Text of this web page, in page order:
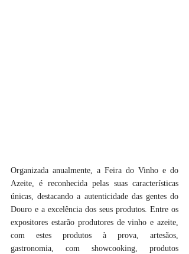
Organizada anualmente, a Feira do Vinho e do
Azeite, é reconhecida pelas suas características
únicas, destacando a autenticidade das gentes do
Douro e a excelência dos seus produtos. Entre os
expositores estarão produtores de vinho e azeite,
com estes produtos à prova, artesãos,
gastronomia, com showcooking, produtos